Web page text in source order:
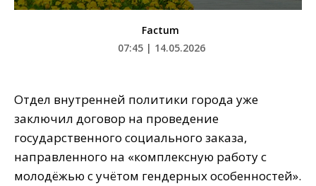
Factum
07:45 | 14.05.2026
Отдел внутренней политики города уже
заключил договор на проведение
государственного социального заказа,
направленного на «комплексную работу с
молодёжью с учётом гендерных особенностей».